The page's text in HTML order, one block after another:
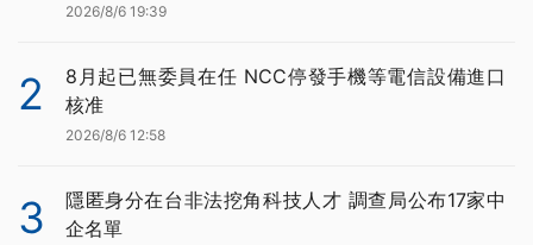
2026/8/6 19:39
2
8月起已無委員在任 NCC停發手機等電信設備進口
核准
2026/8/6 12:58
3
隱匿身分在台非法挖角科技人才 調查局公布17家中
企名單